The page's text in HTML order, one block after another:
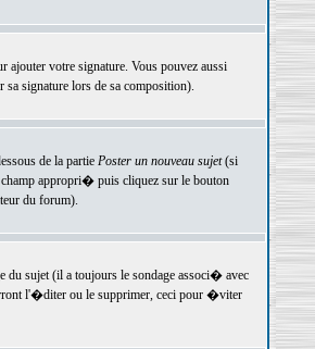
ajouter votre signature. Vous pouvez aussi
signature lors de sa composition).
de la partie Poster un nouveau sujet(si
appropri� puis cliquez sur le bouton
du forum).
sujet (il a toujours le sondage associ� avec
l'�diter ou le supprimer, ceci pour �viter